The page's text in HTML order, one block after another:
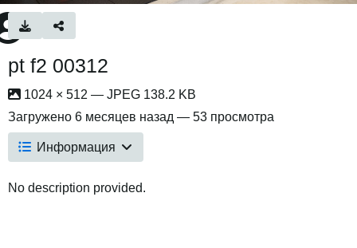
pt f2 00312
1024 × 512 — JPEG 138.2 KB
Загружено 6 месяцев назад — 53 просмотра
Информация
No description provided.